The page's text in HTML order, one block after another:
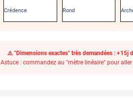
Crédence Rond
⚠️ "Dimensions exactes" très demandées : +15j
Astuce : commandez au "mètre linéaire" pour